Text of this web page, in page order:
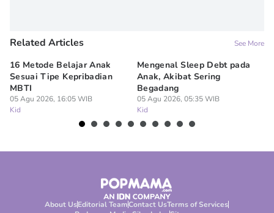
Related Articles See More
16 Metode Belajar Anak
Sesuai Tipe Kepribadian
MBTI
05 Agu 2026, 16:05 WIB
Kid
Mengenal Sleep Debt pada
Anak, Akibat Sering
Begadang
05 Agu 2026, 05:35 WIB
Kid
About UsEditorial TeamContact UsTerms of Services